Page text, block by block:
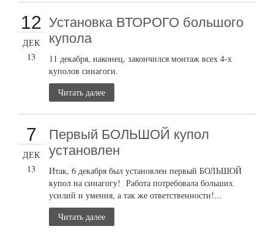
12
ДЕК
13
Установка ВТОРОГО большого
купола
11 декабря, наконец, закончился монтаж всех 4-х
куполов синагоги.
Читать далее
7
ДЕК
13
Первый БОЛЬШОЙ купол
установлен
Итак, 6 декабря был установлен первый БОЛЬШОЙ
купол на синагогу! Работа потребовала больших
усилий и умения, а так же ответственности!...
Читать далее